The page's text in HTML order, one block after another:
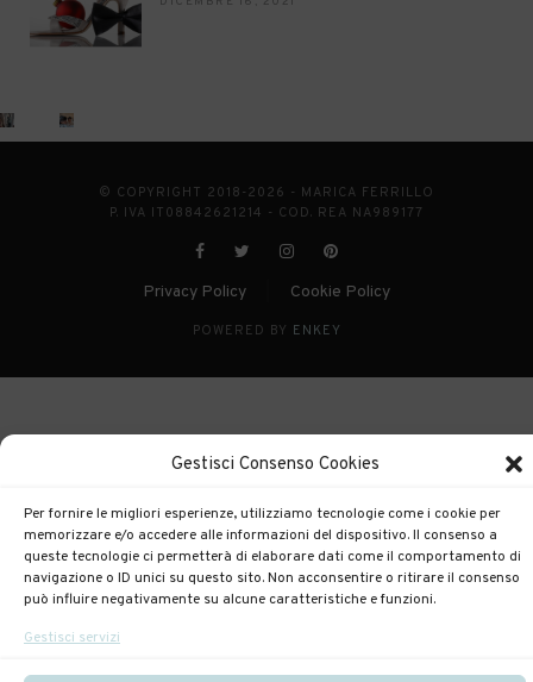
Gestisci Consenso Cookies
Per fornire le migliori esperienze, utilizziamo tecnologie come i cookie per
memorizzare e/o accedere alle informazioni del dispositivo. Il consenso a
queste tecnologie ci permetterà di elaborare dati come il comportamento di
navigazione o ID unici su questo sito. Non acconsentire o ritirare il consenso
può influire negativamente su alcune caratteristiche e funzioni.
Gestisci servizi
© COPYRIGHT 2018-2026 - MARICA FERRILLO
P. IVA IT08842621214 - COD. REA NA989177
Privacy Policy Cookie Policy
POWERED BY ENKEY